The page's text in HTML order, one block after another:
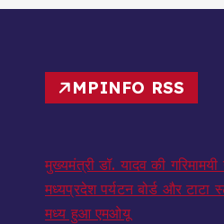
MPINFO RSS
मुख्यमंत्री डॉ. यादव की
मध्यप्रदेश पर्यटन बोर्ड और टाटा
मध्य हुआ एमओयू